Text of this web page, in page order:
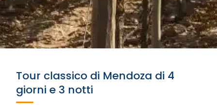
Tour classico di Mendoza di 4
giorni e 3 notti